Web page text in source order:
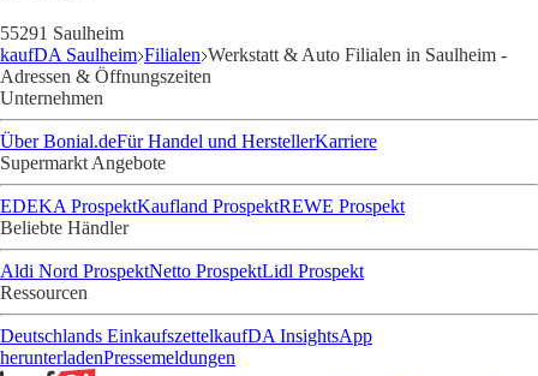
55291 Saulheim
kaufDA Saulheim Filialen Werkstatt & Auto Filialen in Saulheim -
Adressen & Öffnungszeiten
Unternehmen
Über Bonial.deFür Handel und HerstellerKarriere
Supermarkt Angebote
EDEKA ProspektKaufland ProspektREWE Prospekt
Beliebte Händler
Aldi Nord ProspektNetto ProspektLidl Prospekt
Ressourcen
Deutschlands EinkaufszettelkaufDA InsightsApp
herunterladenPressemeldungen